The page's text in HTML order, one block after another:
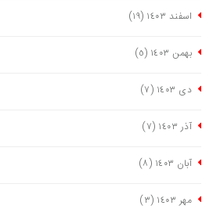
اسفند ١٤٠٣ (١٩)
بهمن ١٤٠٣ (٥)
دی ١٤٠٣ (٧)
آذر ١٤٠٣ (٧)
آبان ١٤٠٣ (٨)
مهر ١٤٠٣ (٣)